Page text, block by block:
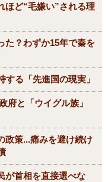
ほど“毛嫌い”される理
た？わずか15年で秦を
る「先進国の現実」
府と「ウイグル族」
政策...痛みを避け続け
が首相を直接選べな